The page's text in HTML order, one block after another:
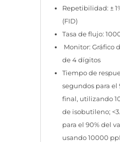
Repetibilidad: ±
(FID)
Tasa de flujo:
Monitor: Gráfico
de 4 dígitos
Tiempo de
segundos para el
final, utilizando
de isobutileno;
para el 90% del
usando 10000